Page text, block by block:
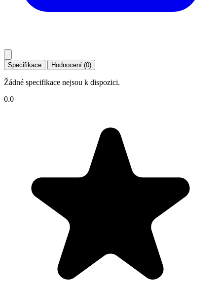
Specifikace Hodnocení (0)
Žádné specifikace nejsou k dispozici.
0.0